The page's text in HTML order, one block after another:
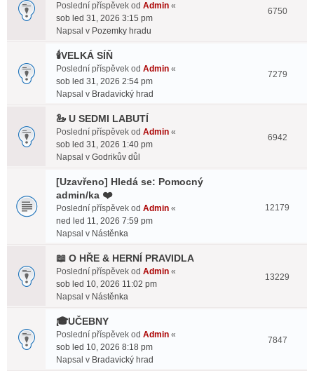
Poslední příspěvek od Admin «
sob led 31, 2026 3:15 pm
Napsal v Pozemky hradu
6750
🕯️VELKÁ SÍŇ
Poslední příspěvek od Admin «
sob led 31, 2026 2:54 pm
Napsal v Bradavický hrad
7279
🦢 U SEDMI LABUTÍ
Poslední příspěvek od Admin «
sob led 31, 2026 1:40 pm
Napsal v Godrikův důl
6942
[Uzavřeno] Hledá se: Pomocný
admin/ka ❤️
Poslední příspěvek od Admin «
ned led 11, 2026 7:59 pm
Napsal v Nástěnka
12179
📖 O HŘE & HERNÍ PRAVIDLA
Poslední příspěvek od Admin «
sob led 10, 2026 11:02 pm
Napsal v Nástěnka
13229
🎓UČEBNY
Poslední příspěvek od Admin «
sob led 10, 2026 8:18 pm
Napsal v Bradavický hrad
7847